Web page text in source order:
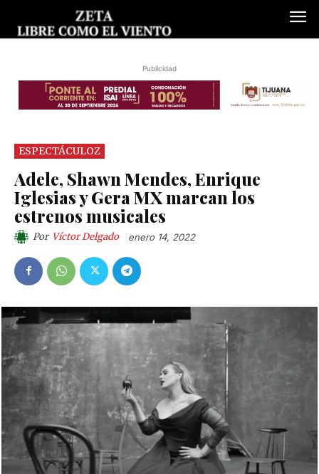
Publicidad
ESPECTÁCULOZ
Adele, Shawn Mendes, Enrique
Iglesias y Gera MX marcan los
estrenos musicales
Por Víctor Delgado enero 14, 2022